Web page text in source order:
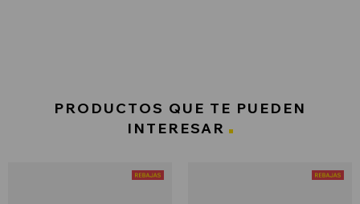
PRODUCTOS QUE TE PUEDEN
INTERESAR